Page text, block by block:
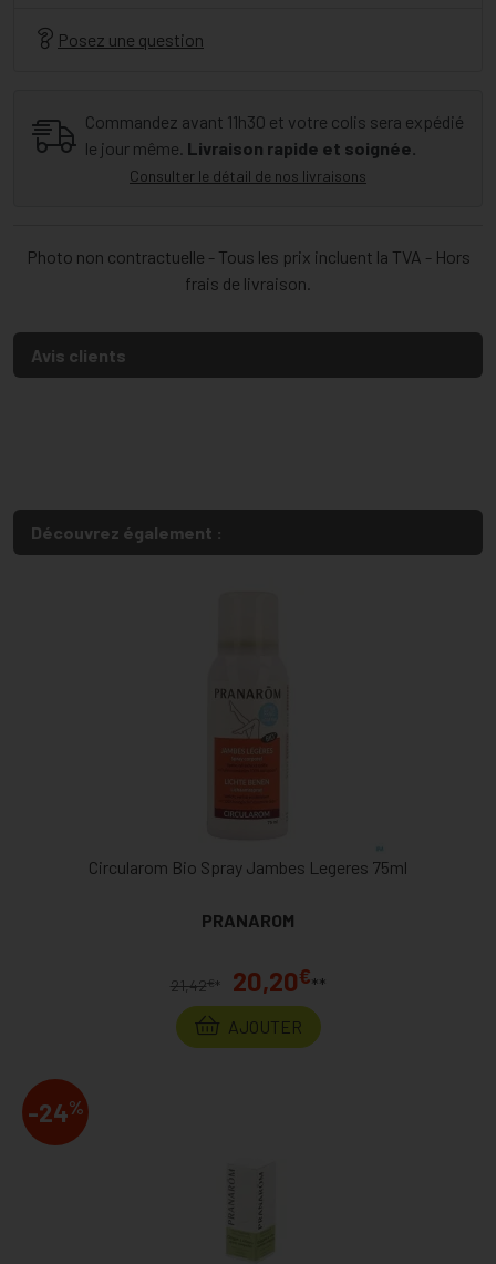
Posez une question
Commandez avant 11h30 et votre colis sera expédié
le jour même. Livraison rapide et soignée.
Consulter le détail de nos livraisons
Photo non contractuelle - Tous les prix incluent la TVA - Hors
frais de livraison.
Avis clients
Découvrez également :
Circularom Bio Spray Jambes Legeres 75ml
PRANAROM
21,42€ * 20,20€**
AJOUTER
-24%